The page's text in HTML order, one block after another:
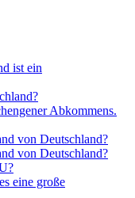
ist ein
Abkommens.
von Deutschland?
von Deutschland?
eine große